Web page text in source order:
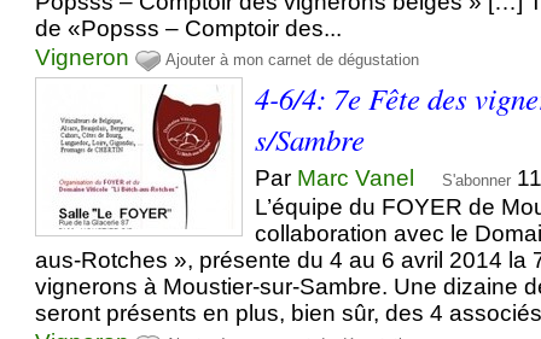
de «Popsss – Comptoir des...
Vigneron
Ajouter à mon carnet de dégustation
4-6/4: 7e Fête des
s/Sambre
Par Marc Vanel S'abonner
L’équipe du FOYER de
collaboration avec le
aus-Rotches », présente du 4 au 6 avril 2014 la
vignerons à Moustier-sur-Sambre. Une dizaine
seront présents en plus, bien sûr, des 4